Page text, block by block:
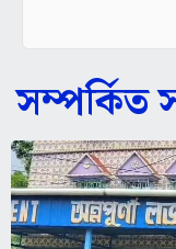
সম্পর্কিত